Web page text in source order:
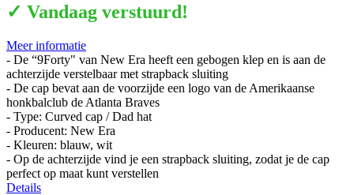
✓ Vandaag verstuurd!
Meer informatie
- De “9Forty" van New Era heeft een gebogen klep en is aan de
achterzijde verstelbaar met strapback sluiting
- De cap bevat aan de voorzijde een logo van de Amerikaanse
honkbalclub de Atlanta Braves
- Type: Curved cap / Dad hat
- Producent: New Era
- Kleuren: blauw, wit
- Op de achterzijde vind je een strapback sluiting, zodat je de cap
perfect op maat kunt verstellen
Details